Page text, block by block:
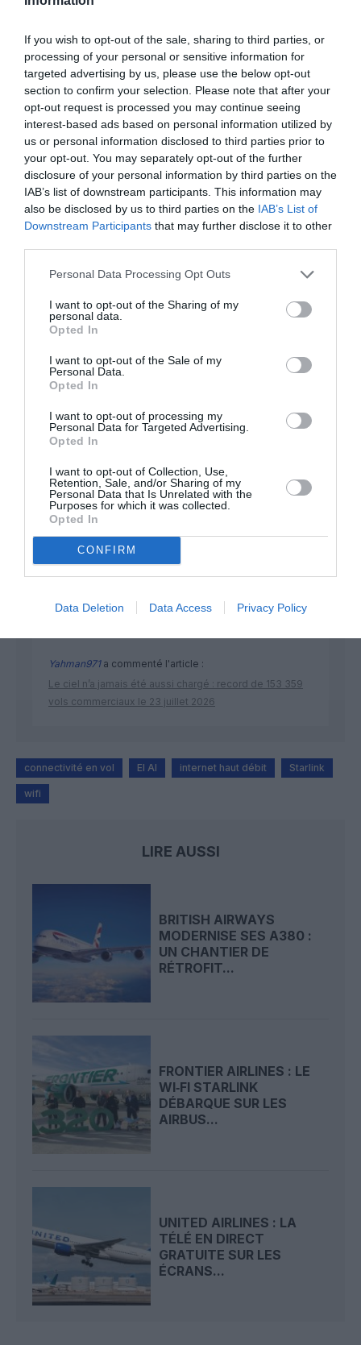
If you wish to opt-out of the sale, sharing to third parties, or
processing of your personal or sensitive information for
targeted advertising by us, please use the below opt-out
section to confirm your selection. Please note that after your
opt-out request is processed you may continue seeing
interest-based ads based on personal information utilized by
us or personal information disclosed to third parties prior to
your opt-out. You may separately opt-out of the further
disclosure of your personal information by third parties on the
IAB’s list of downstream participants. This information may
also be disclosed by us to third parties on the IAB’s List of
Downstream Participants that may further disclose it to other
Personal Data Processing Opt Outs
I want to opt-out of the Sharing of my
personal data.
Opted In
I want to opt-out of the Sale of my
Personal Data.
Opted In
I want to opt-out of processing my
Personal Data for Targeted Advertising.
Opted In
I want to opt-out of Collection, Use,
Retention, Sale, and/or Sharing of my
Personal Data that Is Unrelated with the
Purposes for which it was collected.
Opted In
CONFIRM
Data Deletion Data Access Privacy Policy
FacebookTwitter PinterestLinkedInEmail Print
Aucun commentaire !
LAISSER UN COMMENTAIRE
FAIRE UN DON
Appel aux lecteurs !
développement !
DERNIERS COMMENTAIRES
SERGE13a commenté l'article :
Bruxelles
Yahman971a commenté l'article :
Le ciel n’a jamais été aussi chargé : record de 153 359
vols commerciaux le 23 juillet 2026
connectivité en vol El Al internet haut débit Starlink
wifi
LIRE AUSSI
BRITISH AIRWAYS
MODERNISE SES A380 :
UN CHANTIER DE
RÉTROFIT...
FRONTIER AIRLINES : LE
WI‑FI STARLINK
DÉBARQUE SUR LES
AIRBUS...
UNITED AIRLINES : LA
TÉLÉ EN DIRECT
GRATUITE SUR LES
ÉCRANS...